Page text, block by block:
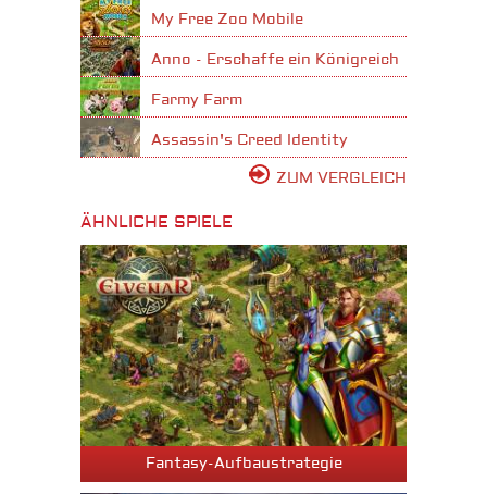
My Free Zoo Mobile
Anno - Erschaffe ein Königreich
Farmy Farm
Assassin's Creed Identity
ZUM VERGLEICH
ÄHNLICHE SPIELE
Fantasy-Aufbaustrategie